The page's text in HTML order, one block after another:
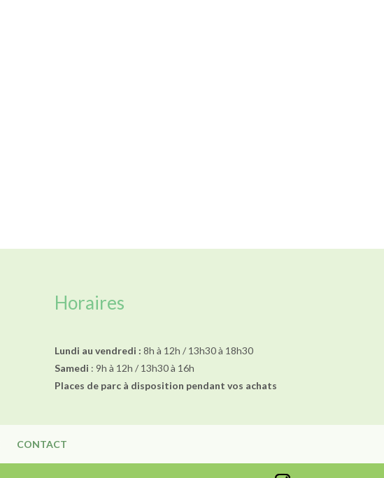
Horaires
Lundi au vendredi : 8h à 12h / 13h30 à 18h30
Samedi : 9h à 12h / 13h30 à 16h
Places de parc à disposition pendant vos achats
CONTACT